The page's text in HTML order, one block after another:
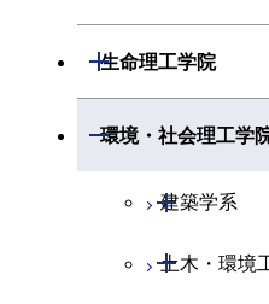
エネ
物質
地球
専門科目
エ
エ
ース
シ
電気電子系
開閉
エ
エネ
ライ
情
エン
経営工学系
開閉
経営
エン
専門科目
エ
ース
応
専門科目
数理・計算
開閉
ース
生命理工学院
開閉
生命理工学
開閉
生命
ライ
専門科目
環境・社会理工学
開閉
建築学系
開閉
建築
土木・環境
開閉